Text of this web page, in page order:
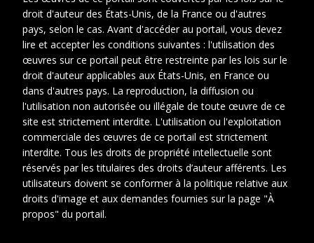
droit d'auteur des États-Unis, de la France ou d'autres
pays, selon le cas. Avant d'accéder au portail, vous devez
lire et accepter les conditions suivantes : l'utilisation des
œuvres sur ce portail peut être restreinte par les lois sur le
droit d'auteur applicables aux États-Unis, en France ou
dans d'autres pays. La reproduction, la diffusion ou
l'utilisation non autorisée ou illégale de toute œuvre de ce
site est strictement interdite. L'utilisation ou l'exploitation
commerciale des œuvres de ce portail est strictement
interdite. Tous les droits de propriété intellectuelle sont
réservés par les titulaires des droits d’auteur afférents. Les
utilisateurs doivent se conformer à la politique relative aux
droits d'image et aux demandes fournies sur la page "À
propos" du portail.